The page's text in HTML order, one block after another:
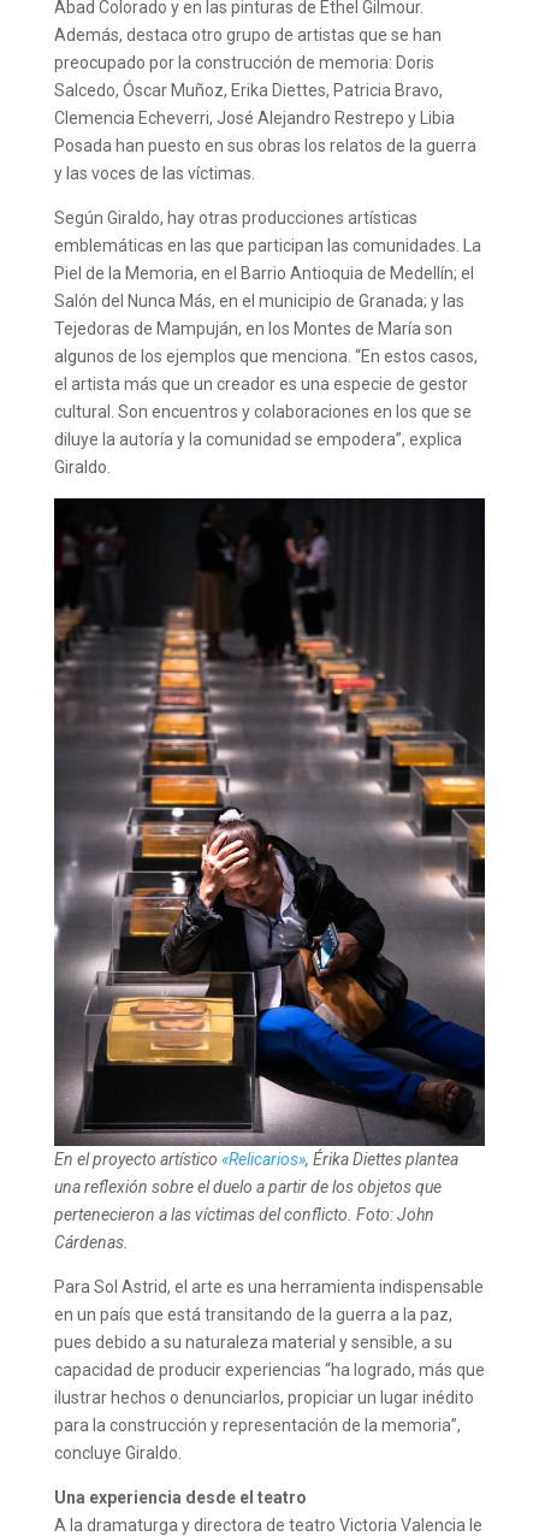
Abad Colorado y en las pinturas de Ethel Gilmour.
Además, destaca otro grupo de artistas que se han
preocupado por la construcción de memoria: Doris
Salcedo, Óscar Muñoz, Erika Diettes, Patricia Bravo,
Clemencia Echeverri, José Alejandro Restrepo y Libia
Posada han puesto en sus obras los relatos de la guerra
y las voces de las víctimas.
Según Giraldo, hay otras producciones artísticas
emblemáticas en las que participan las comunidades. La
Piel de la Memoria, en el Barrio Antioquia de Medellín; el
Salón del Nunca Más, en el municipio de Granada; y las
Tejedoras de Mampuján, en los Montes de María son
algunos de los ejemplos que menciona. “En estos casos,
el artista más que un creador es una especie de gestor
cultural. Son encuentros y colaboraciones en los que se
diluye la autoría y la comunidad se empodera”, explica
Giraldo.
En el proyecto artístico «Relicarios», Érika Diettes plantea
una reflexión sobre el duelo a partir de los objetos que
pertenecieron a las víctimas del conflicto. Foto: John
Cárdenas.
Para Sol Astrid, el arte es una herramienta indispensable
en un país que está transitando de la guerra a la paz,
pues debido a su naturaleza material y sensible, a su
capacidad de producir experiencias “ha logrado, más que
ilustrar hechos o denunciarlos, propiciar un lugar inédito
para la construcción y representación de la memoria”,
concluye Giraldo.
Una experiencia desde el teatro
A la dramaturga y directora de teatro Victoria Valencia le